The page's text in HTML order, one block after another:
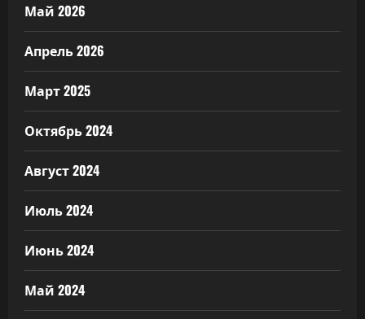
Май 2026
Апрель 2026
Март 2025
Октябрь 2024
Август 2024
Июль 2024
Июнь 2024
Май 2024